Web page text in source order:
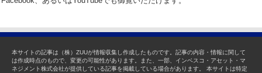
本サイトの記事は（株）ZUUが情報収集し作成したものです。記事の内容・情報に関して
は作成時点のもので、変更の可能性があります。また、一部、インベスコ・アセット・マ
ネジメント株式会社が提供している記事を掲載している場合があります。 本サイトは特定